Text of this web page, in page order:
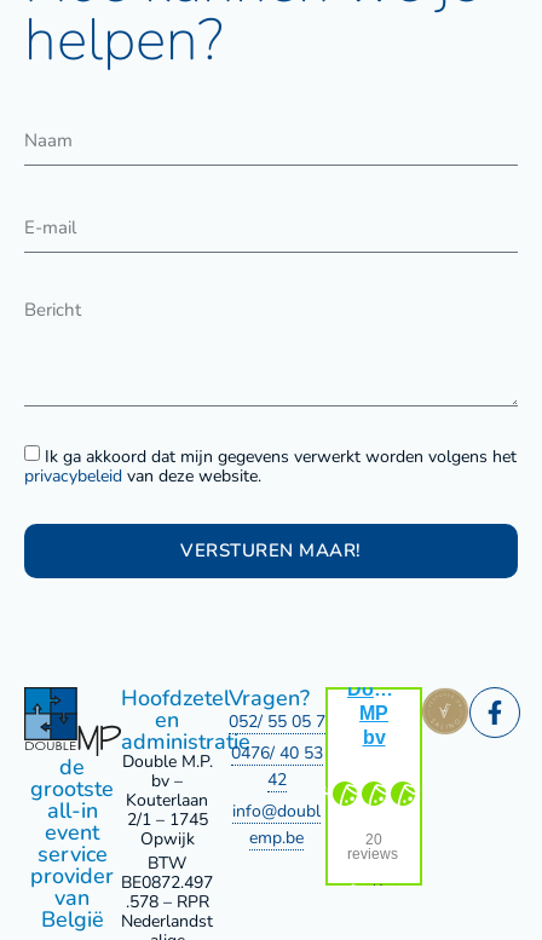
helpen?
Ik ga akkoord dat mijn gegevens verwerkt worden volgens het
privacybeleid van deze website.
VERSTUREN MAAR!
de
grootste
all-in
event
service
provider
van
België
Hoofdzetel
en
administratie
Double M.P.
bv –
Kouterlaan
2/1 – 1745
Opwijk
BTW
BE0872.497
.578 – RPR
Nederlandst
Vragen?
052/ 55 05 72
0476/ 40 53
42
info@doubl
emp.be